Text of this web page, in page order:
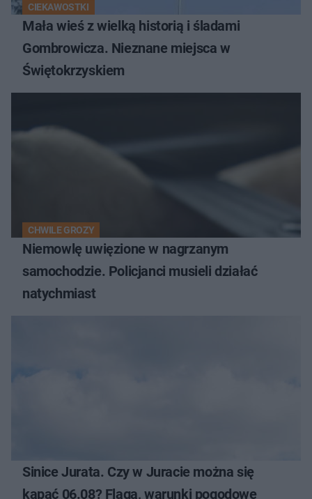
CIEKAWOSTKI
Mała wieś z wielką historią i śladami
Gombrowicza. Nieznane miejsca w
Świętokrzyskiem
CHWILE GROZY
Niemowlę uwięzione w nagrzanym
samochodzie. Policjanci musieli działać
natychmiast
Sinice Jurata. Czy w Juracie można się
kąpać 06.08? Flaga, warunki pogodowe